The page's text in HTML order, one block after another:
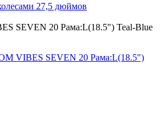
27,5 дюймов
SEVEN 20 Рама:L(18.5") Teal-Blue